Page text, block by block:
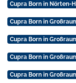
Cupra Born in Nörten-
Cupra Born in
Cupra Born in
Cupra Born in
Cupra Born in